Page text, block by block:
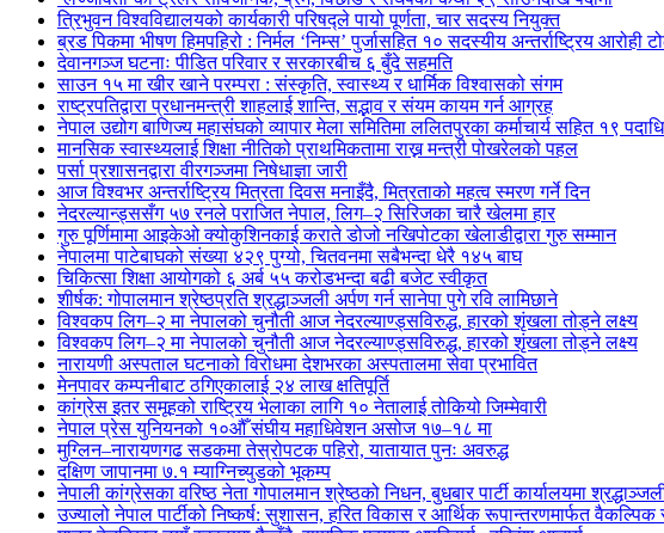
त्रिभुवन विश्वविद्यालयको कार्यकारी परिषद्ले पायो पूर्णता, चार सदस्य नियुक्त
ब्रड पिकमा भीषण हिमपहिरो : निर्मल ‘निम्स’ पुर्जासहित १० सदस्यीय अन्तर्राष्ट्रिय आरोही
देवानगञ्ज घटनाः पीडित परिवार र सरकारबीच ६ बुँदे सहमति
साउन १५ मा खीर खाने परम्परा : संस्कृति, स्वास्थ्य र धार्मिक विश्वासको संगम
राष्ट्रपतिद्वारा प्रधानमन्त्री शाहलाई शान्ति, सद्भाव र संयम कायम गर्न आग्रह
नेपाल उद्योग बाणिज्य महासंघको व्यापार मेला समितिमा ललितपुरका कर्माचार्य सहित १९
मानसिक स्वास्थ्यलाई शिक्षा नीतिको प्राथमिकतामा राख्न मन्त्री पोखरेलको पहल
पर्सा प्रशासनद्वारा वीरगञ्जमा निषेधाज्ञा जारी
आज विश्वभर अन्तर्राष्ट्रिय मित्रता दिवस मनाइँदै, मित्रताको महत्व स्मरण गर्ने दिन
नेदरल्यान्ड्ससँग ५७ रनले पराजित नेपाल, लिग–२ सिरिजका चारै खेलमा हार
गुरु पूर्णिमामा आइकेओ क्योकुशिनकाई कराते डोजो नखिपोटका खेलाडीद्वारा गुरु सम्मान
नेपालमा पाटेबाघको संख्या ४२९ पुग्यो, चितवनमा सबैभन्दा धेरै १४५ बाघ
चिकित्सा शिक्षा आयोगको ६ अर्ब ५५ करोडभन्दा बढी बजेट स्वीकृत
शीर्षक: गोपालमान श्रेष्ठप्रति श्रद्धाञ्जली अर्पण गर्न सानेपा पुगे रवि लामिछाने
विश्वकप लिग–२ मा नेपालको चुनौती आज नेदरल्याण्ड्सविरुद्ध, हारको शृंखला तोड्ने लक्ष्य
विश्वकप लिग–२ मा नेपालको चुनौती आज नेदरल्याण्ड्सविरुद्ध, हारको शृंखला तोड्ने लक्ष्य
नारायणी अस्पताल घटनाको विरोधमा देशभरका अस्पतालमा सेवा प्रभावित
मेनपावर कम्पनीबाट ठगिएकालाई २४ लाख क्षतिपूर्ति
कांग्रेस इतर समूहको राष्ट्रिय भेलाका लागि १० नेतालाई तोकियो जिम्मेवारी
नेपाल प्रेस युनियनको १०औँ संघीय महाधिवेशन असोज १७–१८ मा
मुग्लिन–नारायणगढ सडकमा तेस्रोपटक पहिरो, यातायात पुनः अवरुद्ध
दक्षिण जापानमा ७.१ म्याग्निच्युडको भूकम्प
नेपाली कांग्रेसका वरिष्ठ नेता गोपालमान श्रेष्ठको निधन, बुधबार पार्टी कार्यालयमा
उज्यालो नेपाल पार्टीको निष्कर्ष: सुशासन, हरित विकास र आर्थिक रूपान्तरणमार्फत वैकल्पिक